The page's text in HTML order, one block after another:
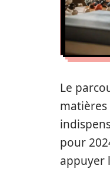
Le
pour
appuyer